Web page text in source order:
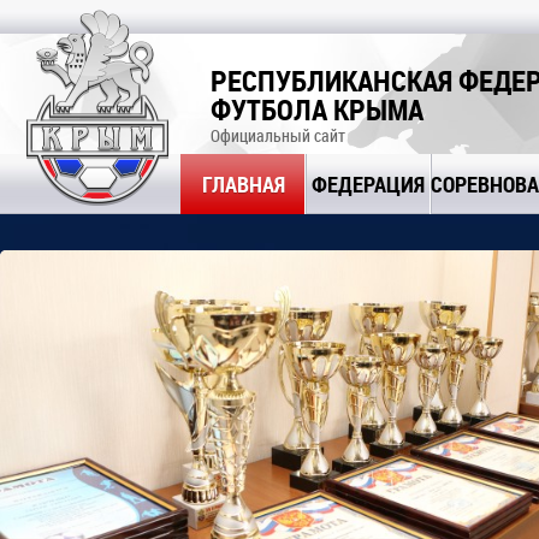
РЕСПУБЛИКАНСКАЯ
ФУТБОЛА КРЫМА
Официальный сайт
ГЛАВНАЯ ФЕДЕРАЦИЯ